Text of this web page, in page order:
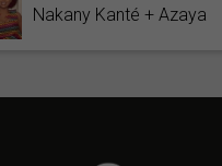
Nakany Kanté + Azaya